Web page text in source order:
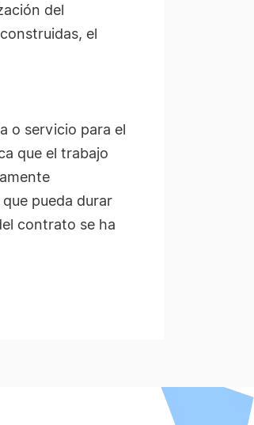
del
el
o servicio para el
que el trabajo
pueda durar
contrato se ha